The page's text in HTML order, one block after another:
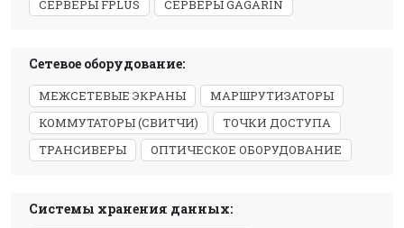
СЕРВЕРЫ FPLUS
СЕРВЕРЫ GAGARIN
Сетевое оборудование:
МЕЖСЕТЕВЫЕ ЭКРАНЫ
МАРШРУТИЗАТОРЫ
КОММУТАТОРЫ (СВИТЧИ)
ТОЧКИ ДОСТУПА
ТРАНСИВЕРЫ
ОПТИЧЕСКОЕ ОБОРУДОВАНИЕ
Системы хранения данных: